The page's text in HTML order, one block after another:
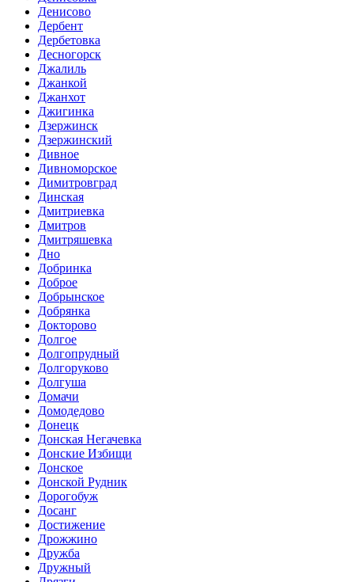
Денисово
Дербент
Дербетовка
Десногорск
Джалиль
Джанкой
Джанхот
Джигинка
Дзержинск
Дзержинский
Дивное
Дивноморское
Димитровград
Динская
Дмитриевка
Дмитров
Дмитряшевка
Дно
Добринка
Доброе
Добрынское
Добрянка
Докторово
Долгое
Долгопрудный
Долгоруково
Долгуша
Домачи
Домодедово
Донецк
Донская Негачевка
Донские Избищи
Донское
Донской Рудник
Дорогобуж
Досанг
Достижение
Дрожжино
Дружба
Дружный